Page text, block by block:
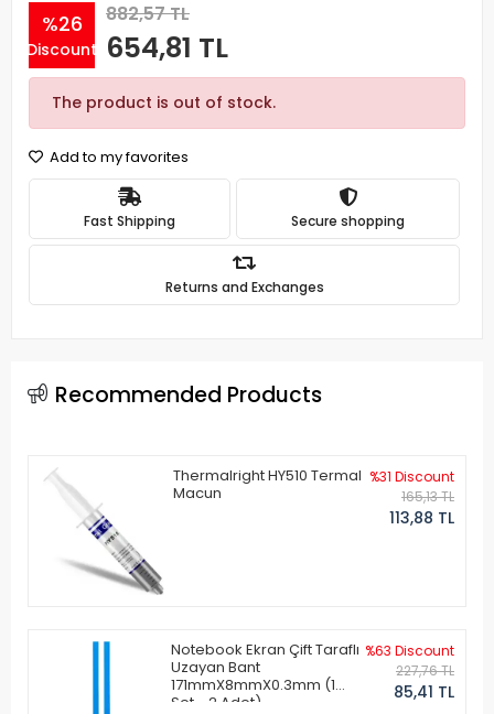
%26
Discount
882,57 TL
654,81 TL
The product is out of stock.
Add to my favorites
Fast Shipping Secure shopping
Returns and Exchanges
Recommended Products
Thermalright HY510 Termal
Macun
%31 Discount
165,13 TL
113,88 TL
Notebook Ekran Çift Taraflı
Uzayan Bant
171mmX8mmX0.3mm (1
Set - 2 Adet)
%63 Discount
227,76 TL
85,41 TL